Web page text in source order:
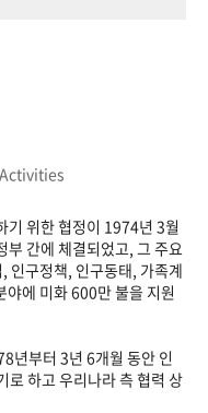
기 위한 협정이 1974년 3월
간에 체결되었고, 그 주요
인구정책, 인구동태, 가족계
에 미화 600만 불을 지원
년부터 3년 6개월 동안 인
로 하고 우리나라 측 협력 상